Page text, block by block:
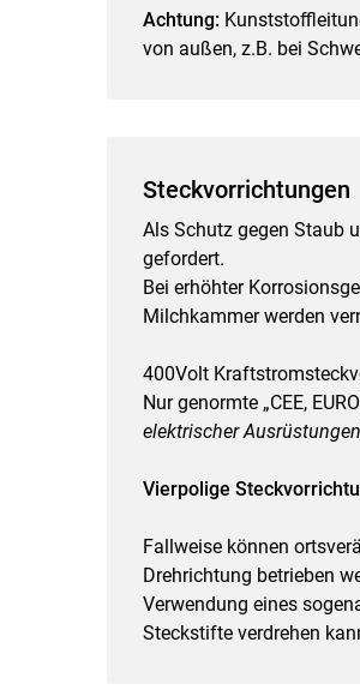
Achtung:
von außen, z.B. bei
Steckvorrichtungen
Als Schutz gegen Staub
gefordert.
Bei erhöhter
Milchkammer werden
400Volt
Nur genormte „CEE,
elektrischer
Vierpolige
Fallweise können
Drehrichtung betrieben
Verwendung eines
Steckstifte verdrehen